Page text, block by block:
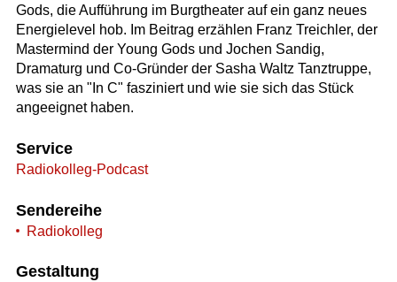
Gods, die Aufführung im Burgtheater auf ein ganz neues
Energielevel hob. Im Beitrag erzählen Franz Treichler, der
Mastermind der Young Gods und Jochen Sandig,
Dramaturg und Co-Gründer der Sasha Waltz Tanztruppe,
was sie an "In C" fasziniert und wie sie sich das Stück
angeeignet haben.
Service
Radiokolleg-Podcast
Sendereihe
Radiokolleg
Gestaltung